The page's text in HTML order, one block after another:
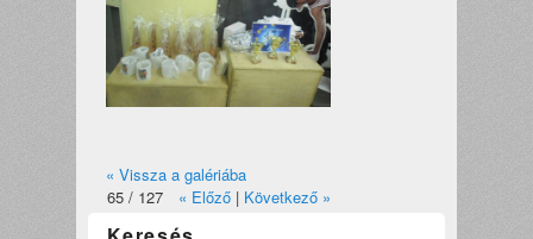
« Vissza a galériába
65 / 127
« Előző | Következő »